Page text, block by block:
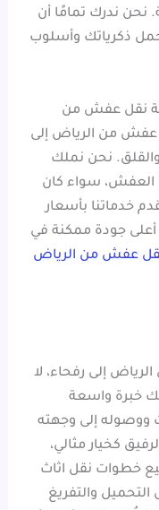
نحن ندرك تمامًا أن
ذكرياتك وأسلوب
نقل عفش من
عفش من الرياض إلى
نحن نملك
العفش، سواء كان
نقدم خدماتنا بأسعار
أعلى جودة ممكنة في
عفش من الرياض
إلى رفحاء، لا
خبرة واسعة
ووصوله إلى وجهته
كخيار مثالي،
خطوات نقل اثاث
والتفريغ